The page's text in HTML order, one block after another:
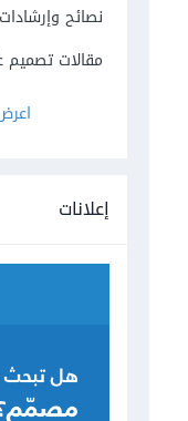
نصائح وإرشادات
مقالات تصميم
إعلانات